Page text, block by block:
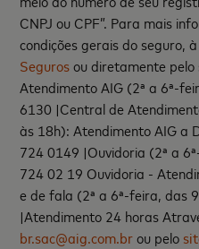
CNPJ ou CPF”. Para mais
condições gerais do seguro,
Segurosou diretamente pelo
Atendimento AIG (2ª a 6ª-
6130 |Central de
às 18h): Atendimento AIG a
724 0149 |Ouvidoria (2ª a
724 02 19 Ouvidoria -
e de fala (2ª a 6ª-feira, das
|Atendimento 24 horas
br.sac@aig.com.brou pelo